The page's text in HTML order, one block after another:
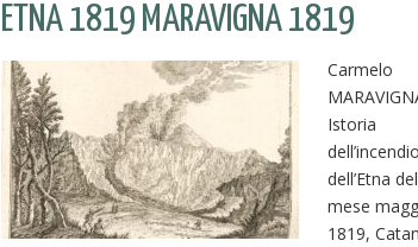
ETNA 1819 MARAVIGNA 1819
Carmelo
Istoria
dell’incendio
dell’Etna del
mese
1819,